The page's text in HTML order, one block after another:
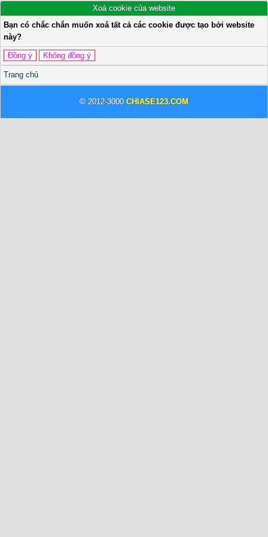
Xoá cookie của website
Bạn có chắc chắn muốn xoá tất cả các cookie được tạo bởi website
này?
Trang chủ
© 2012-3000 CHIASE123.COM